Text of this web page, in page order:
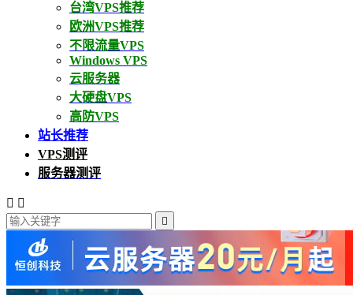
台湾VPS推荐
欧洲VPS推荐
不限流量VPS
Windows VPS
云服务器
大硬盘VPS
高防VPS
站长推荐
VPS测评
服务器测评
 
